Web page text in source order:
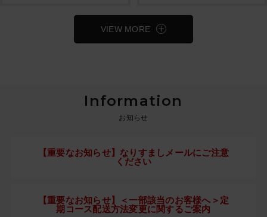
VIEW MORE
Information
お知らせ
【重要なお知らせ】なりすましメールにご注意
ください
【重要なお知らせ】＜一部該当のお客様へ＞定
期コース配送方法変更に関するご案内